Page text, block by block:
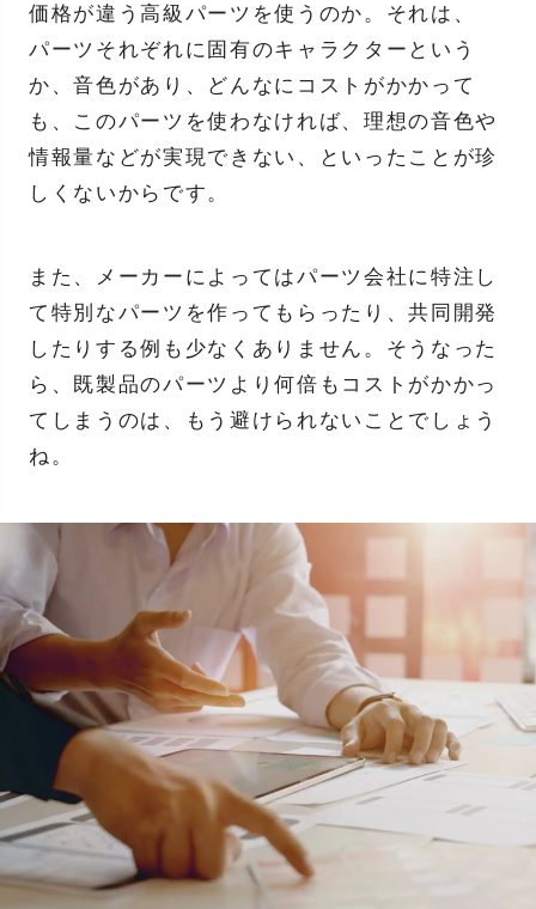
価格が違う高級パーツを使うのか。それは、
パーツそれぞれに固有のキャラクターという
か、音色があり、どんなにコストがかかって
も、このパーツを使わなければ、理想の音色や
情報量などが実現できない、といったことが珍
しくないからです。
また、メーカーによってはパーツ会社に特注し
て特別なパーツを作ってもらったり、共同開発
したりする例も少なくありません。そうなった
ら、既製品のパーツより何倍もコストがかかっ
てしまうのは、もう避けられないことでしょう
ね。